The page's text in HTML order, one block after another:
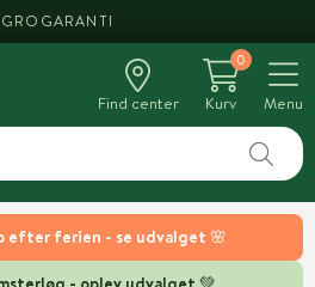
efter ferien - se udvalget 🌸
GROGARANTI
Find center
0
Kurv
Menu